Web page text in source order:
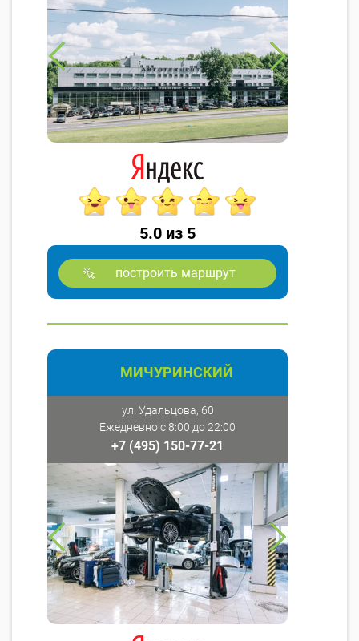
5.0 из 5
построить маршрут
МИЧУРИНСКИЙ
ул. Удальцова, 60
Ежедневно с 8:00 до 22:00
+7 (495) 150-77-21